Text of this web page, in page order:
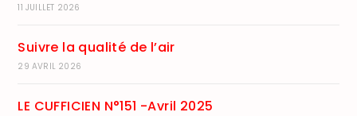
11 JUILLET 2026
Suivre la qualité de l’air
29 AVRIL 2026
LE CUFFICIEN N°151 -Avril 2025